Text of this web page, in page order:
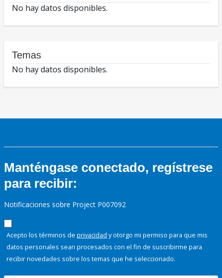
No hay datos disponibles.
Temas
No hay datos disponibles.
Manténgase conectado, regístrese
para recibir:
Notificaciones sobre Project P007092
Acepto los términos de privacidad y otorgo mi permiso para que mis
datos personales sean procesados con el fin de suscribirme para
recibir novedades sobre los temas que he seleccionado.